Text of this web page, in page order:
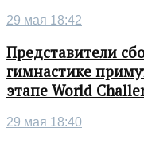
29 мая 18:42
Представители
гимнастике
этапе World
29 мая 18:40